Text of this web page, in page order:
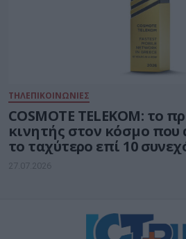
ΤΗΛΕΠΙΚΟΙΝΩΝΙΕΣ
COSMOTE TELEKOM: το
κινητής στον κόσμο που
το ταχύτερο επί 10
27.07.2026